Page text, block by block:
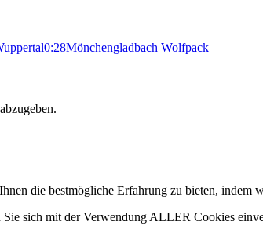
0:28Mönchengladbach Wolfpack
die bestmögliche Erfahrung zu bieten, indem
sich mit der Verwendung ALLER Cookies